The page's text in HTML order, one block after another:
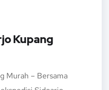
Kupang
Murah – Bersama